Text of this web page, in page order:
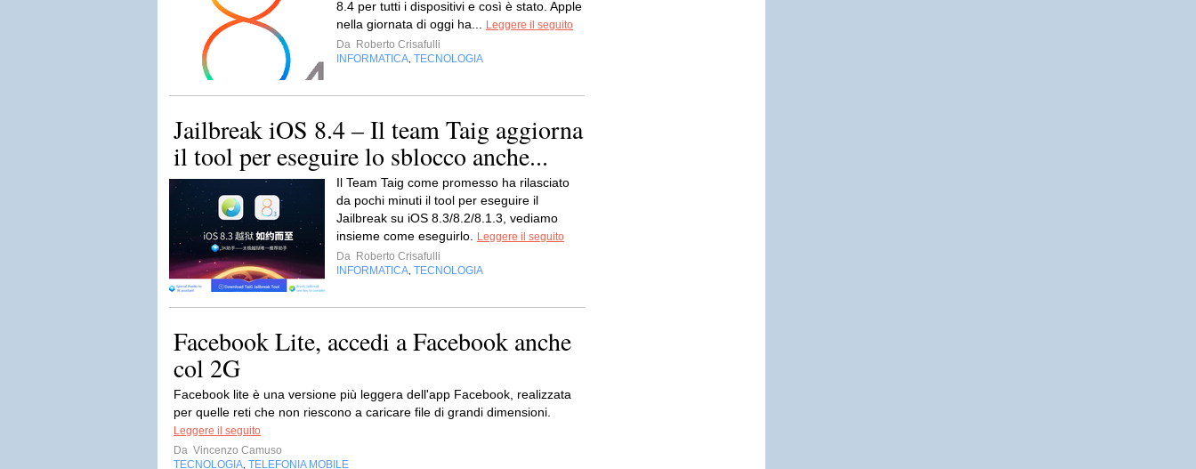
8.4 per tutti i dispositivi e così è stato. Apple
nella giornata di oggi ha...
Leggere il seguito
Da Roberto Crisafulli
INFORMATICA TECNOLOGIA
Jailbreak iOS 8.4 – Il team Taig aggiorna
il tool per eseguire lo sblocco anche...
Il Team Taig come promesso ha rilasciato
da pochi minuti il tool per eseguire il
Jailbreak su iOS 8.3/8.2/8.1.3, vediamo
insieme come eseguirlo.
Leggere il seguito
Da Roberto Crisafulli
INFORMATICA TECNOLOGIA
Facebook Lite, accedi a Facebook anche
col 2G
Facebook lite è una versione più leggera dell'app Facebook, realizzata
per quelle reti che non riescono a caricare file di grandi dimensioni.
Leggere il seguito
Da Vincenzo Camuso
TECNOLOGIA TELEFONIA MOBILE